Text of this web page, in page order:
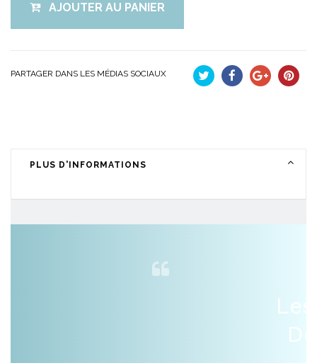
AJOUTER AU PANIER
PARTAGER DANS LES MÉDIAS SOCIAUX
PLUS D'INFORMATIONS